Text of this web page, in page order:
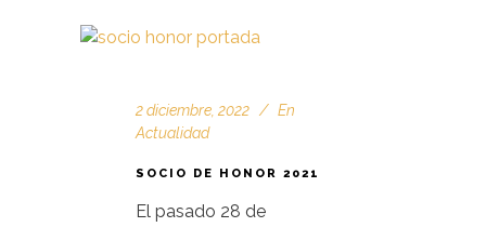
2 diciembre, 2022
En
Actualidad
SOCIO DE HONOR 2021
El pasado 28 de